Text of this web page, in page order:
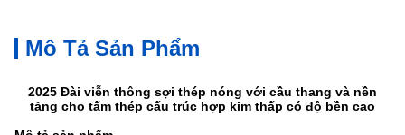
Mô Tả Sản Phẩm
2025 Đài viễn thông sợi thép nóng với cầu thang và nền
tảng cho tấm thép cấu trúc hợp kim thấp có độ bền cao